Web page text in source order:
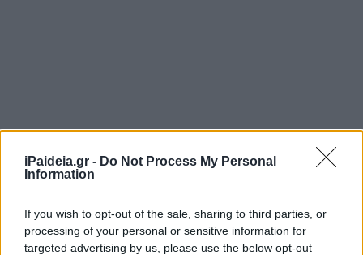
iPaideia.gr - Do Not Process My Personal
Information
If you wish to opt-out of the sale, sharing to third parties, or
processing of your personal or sensitive information for
targeted advertising by us, please use the below opt-out